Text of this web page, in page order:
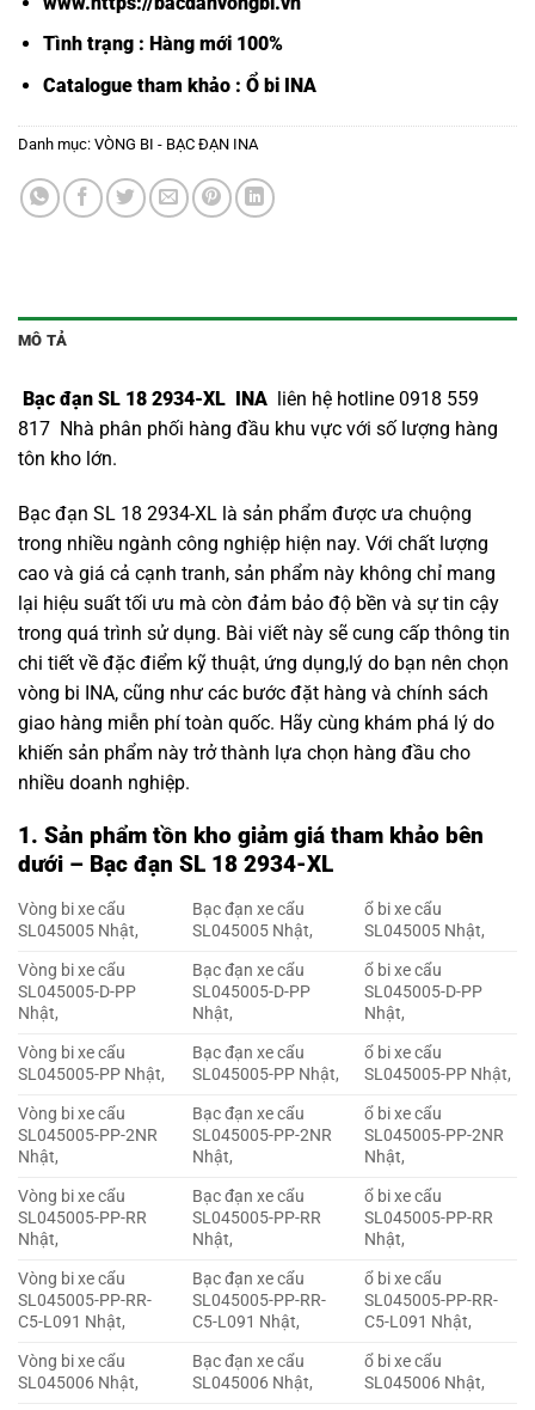
Tình trạng : Hàng mới 100%
Catalogue tham khảo : Ổ bi INA
Danh mục: VÒNG BI - BẠC ĐẠN INA
MÔ TẢ
Bạc đạn SL 18 2934-XL INA liên hệ hotline 0918 559
817 Nhà phân phối hàng đầu khu vực với số lượng hàng
tôn kho lớn.
Bạc đạn SL 18 2934-XL là sản phẩm được ưa chuộng
trong nhiều ngành công nghiệp hiện nay. Với chất lượng
cao và giá cả cạnh tranh, sản phẩm này không chỉ mang
lại hiệu suất tối ưu mà còn đảm bảo độ bền và sự tin cậy
trong quá trình sử dụng. Bài viết này sẽ cung cấp thông tin
chi tiết về đặc điểm kỹ thuật, ứng dụng,lý do bạn nên chọn
vòng bi INA, cũng như các bước đặt hàng và chính sách
giao hàng miễn phí toàn quốc. Hãy cùng khám phá lý do
khiến sản phẩm này trở thành lựa chọn hàng đầu cho
nhiều doanh nghiệp.
1. Sản phẩm tồn kho giảm giá tham khảo bên
dưới – Bạc đạn SL 18 2934-XL
Vòng bi xe cẩu
SL045005 Nhật,
Bạc đạn xe cẩu
SL045005 Nhật,
ổ bi xe cẩu
SL045005 Nhật,
Vòng bi xe cẩu
SL045005-D-PP
Nhật,
Bạc đạn xe cẩu
SL045005-D-PP
Nhật,
ổ bi xe cẩu
SL045005-D-PP
Nhật,
Vòng bi xe cẩu
SL045005-PP Nhật,
Bạc đạn xe cẩu
SL045005-PP Nhật,
ổ bi xe cẩu
SL045005-PP Nhật,
Vòng bi xe cẩu
SL045005-PP-2NR
Nhật,
Bạc đạn xe cẩu
SL045005-PP-2NR
Nhật,
ổ bi xe cẩu
SL045005-PP-2NR
Nhật,
Vòng bi xe cẩu
SL045005-PP-RR
Nhật,
Bạc đạn xe cẩu
SL045005-PP-RR
Nhật,
ổ bi xe cẩu
SL045005-PP-RR
Nhật,
Vòng bi xe cẩu
SL045005-PP-RR-
C5-L091 Nhật,
Bạc đạn xe cẩu
SL045005-PP-RR-
C5-L091 Nhật,
ổ bi xe cẩu
SL045005-PP-RR-
C5-L091 Nhật,
Vòng bi xe cẩu
SL045006 Nhật,
Bạc đạn xe cẩu
SL045006 Nhật,
ổ bi xe cẩu
SL045006 Nhật,